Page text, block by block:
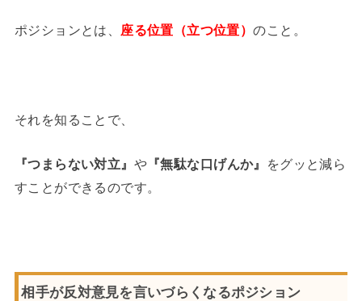
ポジションとは、 座る位置（立つ位置）のこと。
それを知ることで、
『つまらない対立』 や 『無駄な口げんか』
をグッと減ら
すことができるのです。
相手が反対意見を言いづらくなるポジション